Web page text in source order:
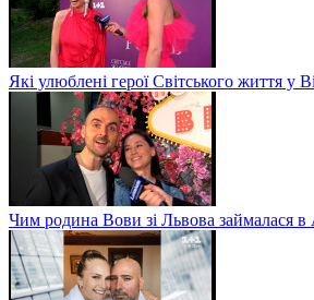
Які улюблені герої Світського життя у
Чим родина Вови зі Львова займалася в